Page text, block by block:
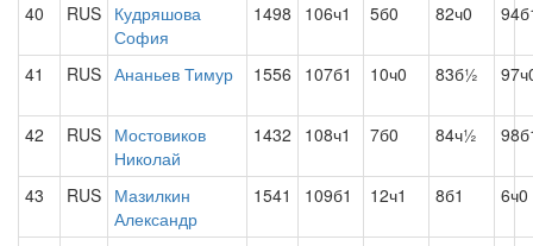
40 RUS Кудряшова
София
1498 106ч1 5б0 82ч0
41 RUS Ананьев Тимур 1556 107б1 10ч0 83б½
42 RUS Мостовиков
Николай
1432 108ч1 7б0 84ч½
43 RUS Мазилкин
Александр
1541 109б1 12ч1 8б1 6ч0